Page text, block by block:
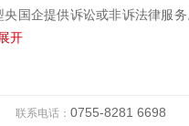
国企提供诉讼或非诉法律服
开
联系电话：0755-8281 6698